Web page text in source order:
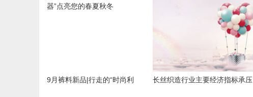
9月裤料新品|行走的“时尚利
长丝织造行业主要经济指标承压